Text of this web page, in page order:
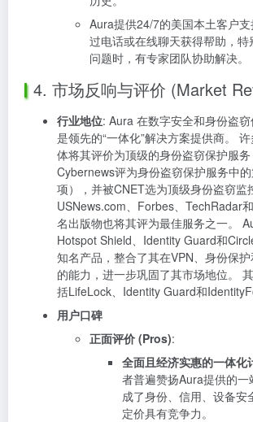
Aura提供24/7的美国本土客户
过电话或在线聊天获得帮助，
问题时，有专家团队协助解决。
4. 市场反响与评价 (Market
行业地位: Aura 在数字安全和身份盗
是领先的“一体化”解决方案提供商。
体将其评价为顶级的身份盗窃保护服
Cybernews评为身份盗窃保护服务中
项），并被CNET选为顶级身份盗窃监
USNews.com、Forbes、TechRadar
名出版物也将其评为最佳服务之一。
Hotspot Shield、Identity Guard和
知名产品，整合了其在VPN、身份保
的能力，进一步巩固了其市场地位。
括LifeLock、Identity Guard和
用户口碑
正面评价 (Pros):
全面且经济实惠的一体化
者普遍赞扬Aura提供的
成了身份、信用、设备安
定价具有竞争力。